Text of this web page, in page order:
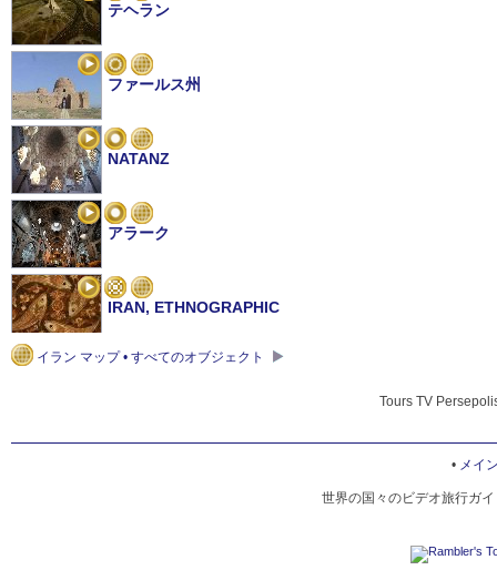
テヘラン
ファールス州
NATANZ
アラーク
IRAN, ETHNOGRAPHIC
イラン マップ • すべてのオブジェクト
Tours TV
• メイ
世界の国々のビデオ旅行ガ